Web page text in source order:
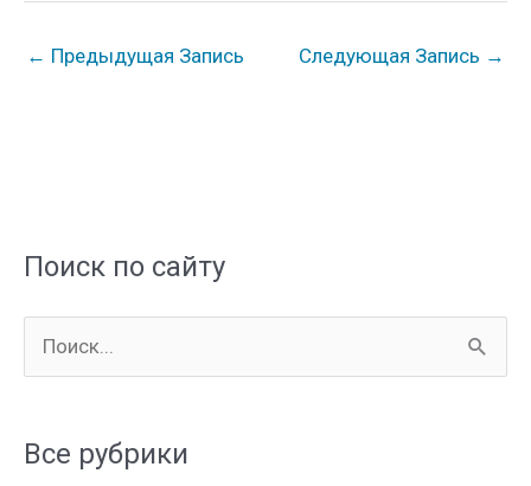
← Предыдущая Запись Следующая Запись →
Поиск по сайту
о
с
Все рубрики